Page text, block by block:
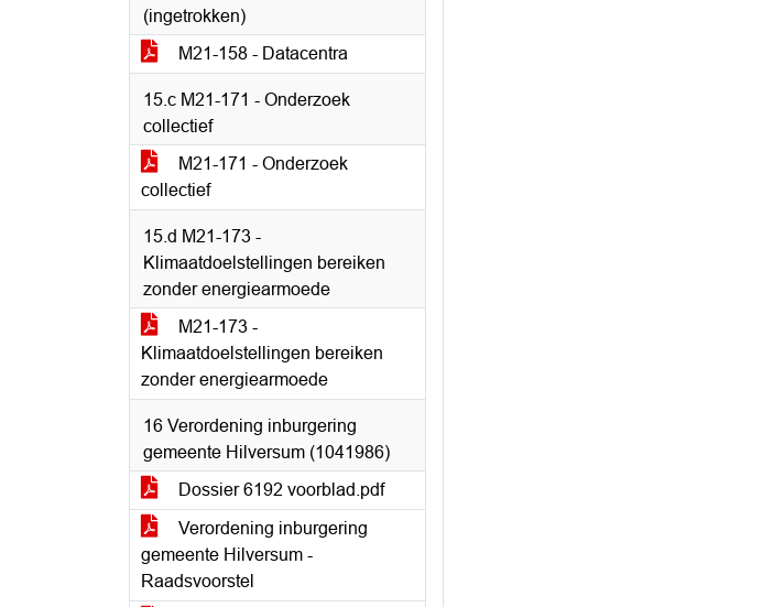
(ingetrokken)
M21-158 - Datacentra
15.c M21-171 - Onderzoek
collectief
M21-171 - Onderzoek
collectief
15.d M21-173 -
Klimaatdoelstellingen bereiken
zonder energiearmoede
M21-173 -
Klimaatdoelstellingen bereiken
zonder energiearmoede
16 Verordening inburgering
gemeente Hilversum (1041986)
Dossier 6192 voorblad.pdf
Verordening inburgering
gemeente Hilversum -
Raadsvoorstel